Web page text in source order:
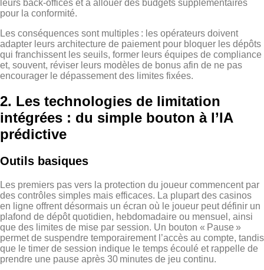
leurs back‑offices et à allouer des budgets supplémentaires
pour la conformité.
Les conséquences sont multiples : les opérateurs doivent
adapter leurs architecture de paiement pour bloquer les dépôts
qui franchissent les seuils, former leurs équipes de compliance
et, souvent, réviser leurs modèles de bonus afin de ne pas
encourager le dépassement des limites fixées.
2. Les technologies de limitation
intégrées : du simple bouton à l’IA
prédictive
Outils basiques
Les premiers pas vers la protection du joueur commencent par
des contrôles simples mais efficaces. La plupart des casinos
en ligne offrent désormais un écran où le joueur peut définir un
plafond de dépôt quotidien, hebdomadaire ou mensuel, ainsi
que des limites de mise par session. Un bouton « Pause »
permet de suspendre temporairement l’accès au compte, tandis
que le timer de session indique le temps écoulé et rappelle de
prendre une pause après 30 minutes de jeu continu.